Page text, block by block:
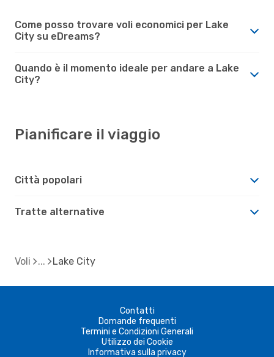
Come posso trovare voli economici per Lake
City su eDreams?
Quando è il momento ideale per andare a Lake
City?
Pianificare il viaggio
Città popolari
Tratte alternative
Voli Lake City
Contatti
Domande frequenti
Termini e Condizioni Generali
Utilizzo dei Cookie
Informativa sulla privacy